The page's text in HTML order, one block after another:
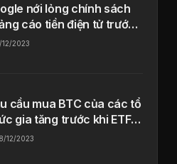
nới lỏng chính sách
cáo tiền điện tử trước
năng phê duyệt ETF
12/2023
cầu mua BTC của các tổ
gia tăng trước khi ETF
được phê duyệt?
12/2023